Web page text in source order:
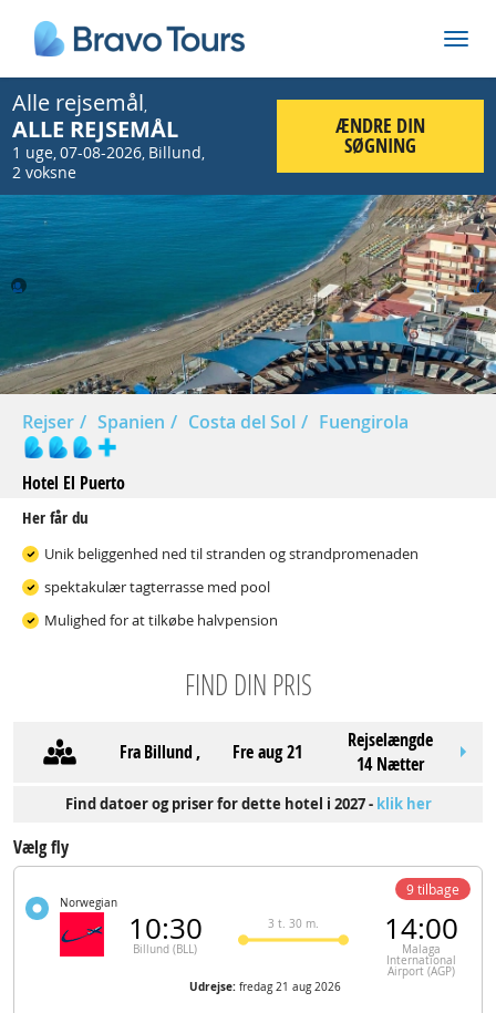
Alle rejsemål,
ALLE REJSEMÅL
1 uge,07-08-2026, Billund,
2 voksne
ÆNDRE DIN
SØGNING
Prev
Rejser Spanien Costa del Sol Fuengirola
Hotel El Puerto
Her får du
Unik beliggenhed ned til stranden og strandpromenaden
spektakulær tagterrasse med pool
Mulighed for at tilkøbe halvpension
FIND DIN PRIS
FraBillund, fre aug 21
Rejselængde
14 Nætter
Find datoer og priser for dette hotel i 2027 - klik her
Vælg fly
Norwegian
10:30
Billund (BLL)
3 t. 30 m. 14:00
Malaga
International
Airport (AGP)
Udrejse: fredag 21 aug 2026
9 tilbage